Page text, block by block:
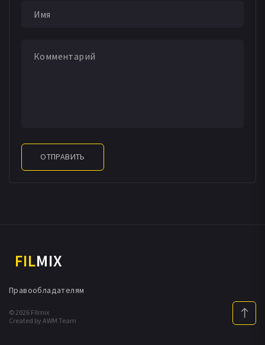
ОТПРАВИТЬ
FILMIX
© 2026 Filmix
Created by AWM Team
Правообладателям